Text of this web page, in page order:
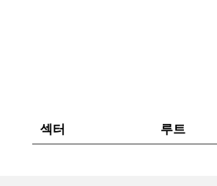
섹터 루트